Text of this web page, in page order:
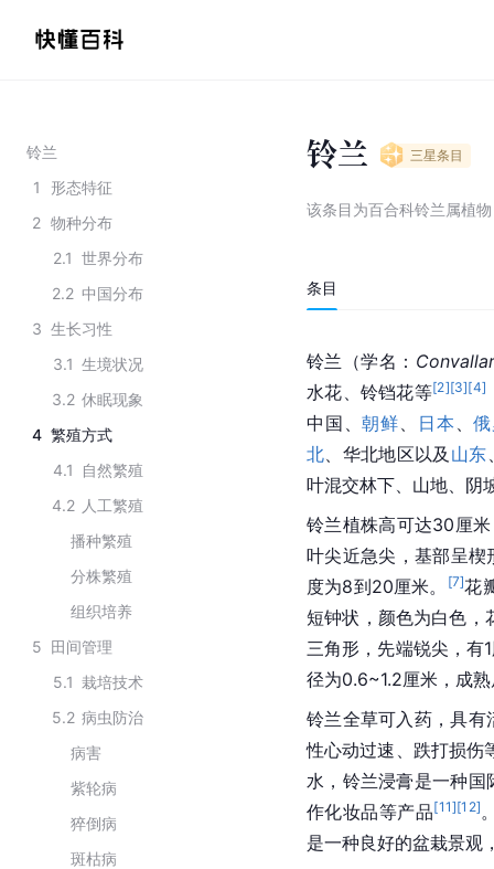
铃兰
1
形态特征
2 物种分布
2.1 世界分布
2.2 中国分布
3 生长习性
3.1 生境状况
3.2 休眠现象
4 繁殖方式
4.1
自然繁殖
4.2 人工繁殖
播种繁殖
分株繁殖
组织培养
5 田间管理
5.1 栽培技术
5.2 病虫防治
病害
紫轮病
猝倒病
斑枯病
铃兰 三星条目
该条目为百合科铃兰属植物
条目
铃兰（学名：
水花、铃铛花等[2][3][4]
中国、朝鲜 日本 、
北 、华北地区以及 山东
叶混交林下、山地、阴
铃兰植株高可达30厘
叶尖近急尖，基部呈
度为8到20厘米。
[7]花
短钟状，颜色为白色
三角形，先端锐尖，有
径为0.6~1.2厘米，成
铃兰全草可入药，具有
性心动过速、跌打损伤
水，铃兰浸膏是一种
作化妆品等产品[11][12]
是一种良好的盆栽景观